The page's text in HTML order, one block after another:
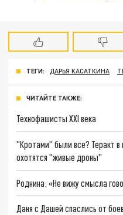
ТЕГИ: ДАРЬЯ КАСАТКИНА
ЧИТАЙТЕ ТАКЖЕ:
Технофашисты XXI века
"Кротами" были все? Теракт в
охотятся "живые дроны"
Роднина: «Не вижу смысла
Даня с Дашей спаслись от